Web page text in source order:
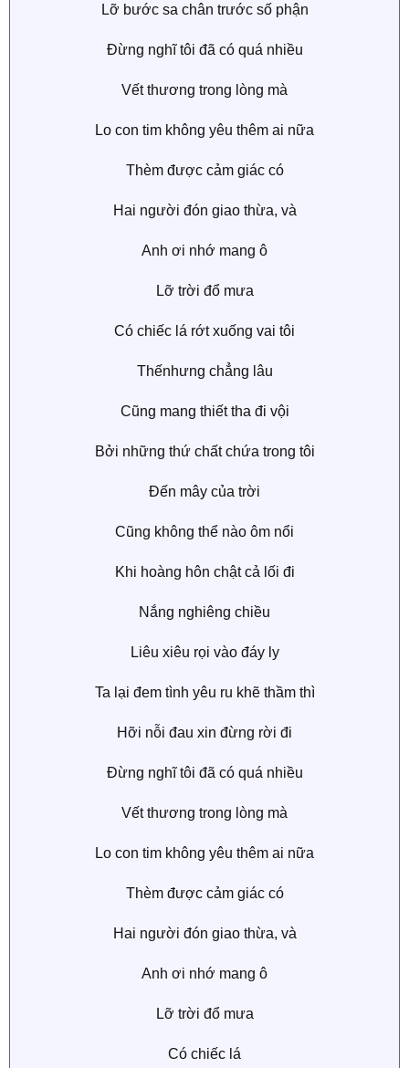
Lỡ bước sa chân trước số phận
Đừng nghĩ tôi đã có quá nhiều
Vết thương trong lòng mà
Lo con tim không yêu thêm ai nữa
Thèm được cảm giác có
Hai người đón giao thừa, và
Anh ơi nhớ mang ô
Lỡ trời đổ mưa
Có chiếc lá rớt xuống vai tôi
Thếnhưng chẳng lâu
Cũng mang thiết tha đi vội
Bởi những thứ chất chứa trong tôi
Đến mây của trời
Cũng không thể nào ôm nổi
Khi hoàng hôn chật cả lối đi
Nắng nghiêng chiều
Liêu xiêu rọi vào đáy ly
Ta lại đem tình yêu ru khẽ thầm thì
Hỡi nỗi đau xin đừng rời đi
Đừng nghĩ tôi đã có quá nhiều
Vết thương trong lòng mà
Lo con tim không yêu thêm ai nữa
Thèm được cảm giác có
Hai người đón giao thừa, và
Anh ơi nhớ mang ô
Lỡ trời đổ mưa
Có chiếc lá